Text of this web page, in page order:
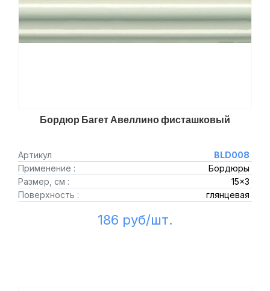
Бордюр Багет Авеллино фисташковый
Артикул
BLD008
Применение :
Бордюры
Размер, см :
15x3
Поверхность :
глянцевая
186 руб/шт.